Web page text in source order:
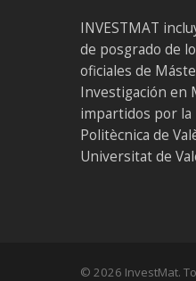
INVESTMAT
de posgrado de
oficiales de
Investigación en
impartidos por
Politècnica de
Universitat de
© 2026 InvestMat.